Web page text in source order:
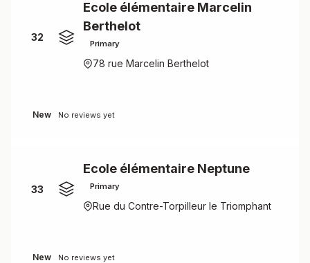
32
Ecole élémentaire Marcelin
Berthelot
Primary
78 rue Marcelin Berthelot
New No reviews yet
33
Ecole élémentaire Neptune
Primary
Rue du Contre-Torpilleur le Triomphant
New No reviews yet